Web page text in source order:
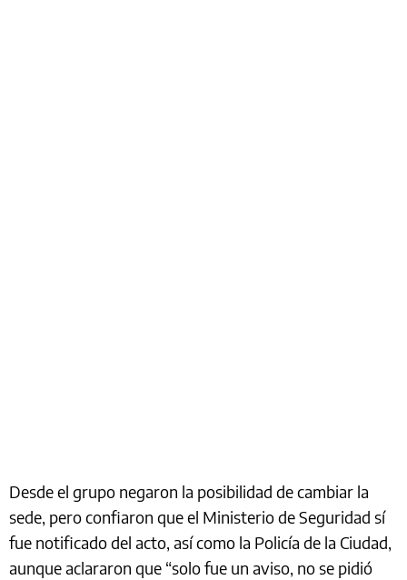
Desde el grupo negaron la posibilidad de cambiar la
sede, pero confiaron que el Ministerio de Seguridad sí
fue notificado del acto, así como la Policía de la Ciudad,
aunque aclararon que “solo fue un aviso, no se pidió